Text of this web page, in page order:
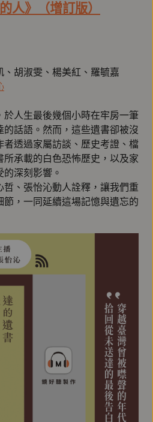
人》（增訂版）
、胡淑雯、楊美紅、羅毓嘉
於人生最後幾個小時在牢房一筆
話語。然而，這些遺書卻被沒
者透過家屬訪談、歷史考證、檔
所承載的白色恐怖歷史，以及家
深刻影響。
哲、張怡沁動人詮釋，讓我們重
，一同延續這場記憶與遺忘的